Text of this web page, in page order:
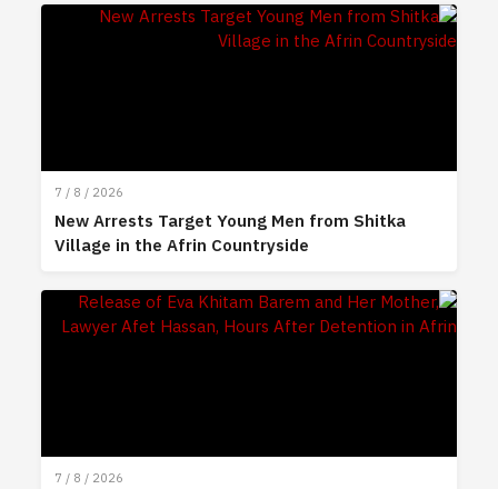
7 / 8 / 2026
New Arrests Target Young Men from Shitka
Village in the Afrin Countryside
7 / 8 / 2026